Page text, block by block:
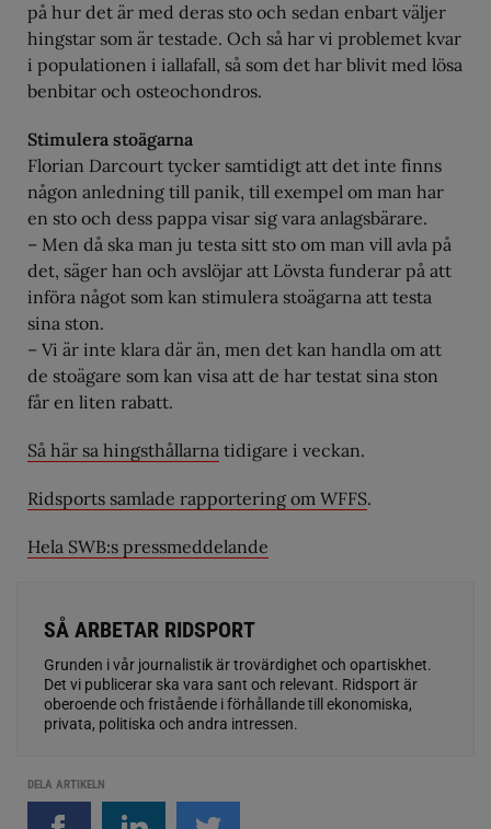
på hur det är med deras sto och sedan enbart väljer
hingstar som är testade. Och så har vi problemet kvar
i populationen i iallafall, så som det har blivit med lösa
benbitar och osteochondros.
Stimulera stoägarna
Florian Darcourt tycker samtidigt att det inte finns
någon anledning till panik, till exempel om man har
en sto och dess pappa visar sig vara anlagsbärare.
– Men då ska man ju testa sitt sto om man vill avla på
det, säger han och avslöjar att Lövsta funderar på att
införa något som kan stimulera stoägarna att testa
sina ston.
– Vi är inte klara där än, men det kan handla om att
de stoägare som kan visa att de har testat sina ston
får en liten rabatt.
Så här sa hingsthållarna tidigare i veckan.
Ridsports samlade rapportering om WFFS.
Hela SWB:s pressmeddelande
SÅ ARBETAR RIDSPORT
Grunden i vår journalistik är trovärdighet och opartiskhet.
Det vi publicerar ska vara sant och relevant. Ridsport är
oberoende och fristående i förhållande till ekonomiska,
privata, politiska och andra intressen.
DELA ARTIKELN